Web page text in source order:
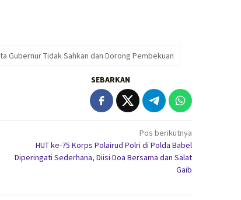
Gubernur Tidak Sahkan dan Dorong Pembekuan
SEBARKAN
Pos berikutnya
HUT ke-75 Korps Polairud Polri di Polda Babel
Diperingati Sederhana, Diisi Doa Bersama dan Salat
Gaib